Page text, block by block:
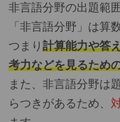
非言語分野の出題範
「非言語分野」は算
つまり 計算能力や答
考力などを見るため
また、非言語分野は
らつきがあるため、